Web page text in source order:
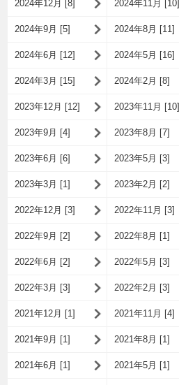
2024年12月 [8] 2024年11月 [10]
2024年9月 [5] 2024年8月 [11]
2024年6月 [12] 2024年5月 [16]
2024年3月 [15] 2024年2月 [8]
2023年12月 [12] 2023年11月 [10]
2023年9月 [4] 2023年8月 [7]
2023年6月 [6] 2023年5月 [3]
2023年3月 [1] 2023年2月 [2]
2022年12月 [3] 2022年11月 [3]
2022年9月 [2] 2022年8月 [1]
2022年6月 [2] 2022年5月 [3]
2022年3月 [3] 2022年2月 [3]
2021年12月 [1] 2021年11月 [4]
2021年9月 [1] 2021年8月 [1]
2021年6月 [1] 2021年5月 [1]